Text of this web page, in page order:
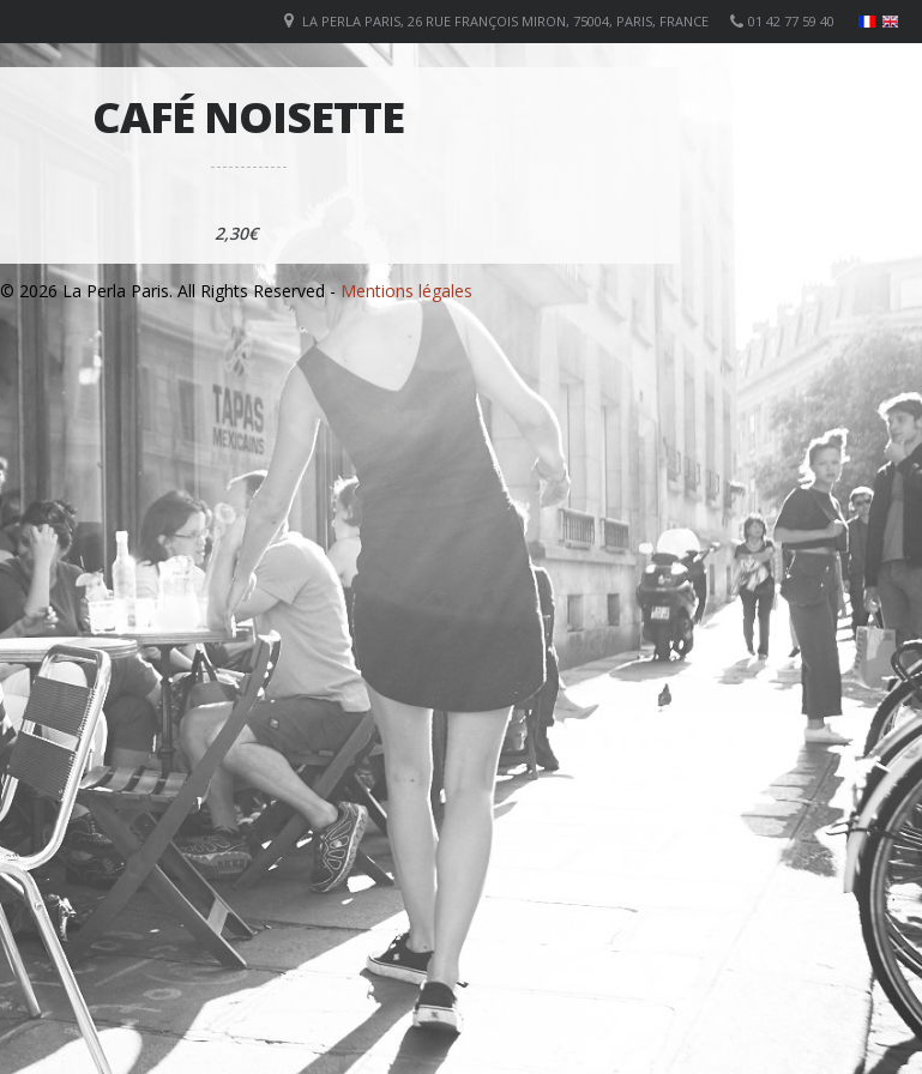
01 42 77 59 40
LA PERLA PARIS, 26 RUE FRANÇOIS MIRON, 75004, PARIS, FRANCE
CAFÉ NOISETTE
2,30€
© 2026 La Perla Paris. All Rights Reserved -Mentions légales